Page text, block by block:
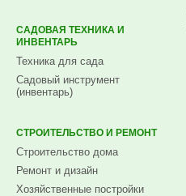
САДОВАЯ ТЕХНИКА И
ИНВЕНТАРЬ
Техника для сада
Садовый инструмент
(инвентарь)
СТРОИТЕЛЬСТВО И РЕМОНТ
Строительство дома
Ремонт и дизайн
Хозяйственные постройки